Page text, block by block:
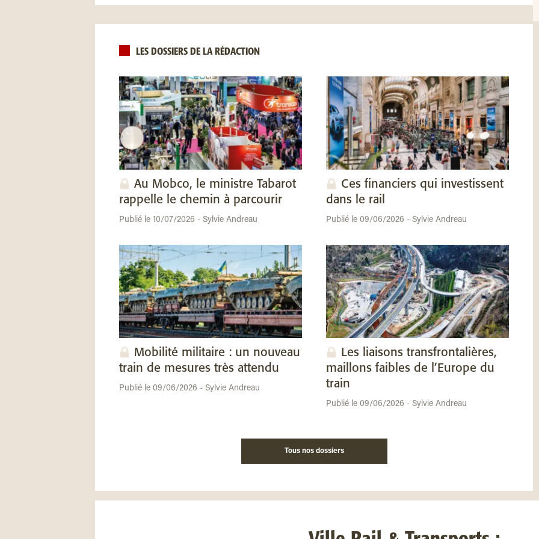
LES DOSSIERS DE LA RÉDACTION
Au Mobco, le ministre Tabarot
rappelle le chemin à parcourir
Publié le 10/07/2026 - Sylvie Andreau
Ces financiers qui investissent
dans le rail
Publié le 09/06/2026 - Sylvie Andreau
Mobilité militaire : un nouveau
train de mesures très attendu
Publié le 09/06/2026 - Sylvie Andreau
Les liaisons transfrontalières,
maillons faibles de l’Europe du
train
Publié le 09/06/2026 - Sylvie Andreau
Tous nos dossiers